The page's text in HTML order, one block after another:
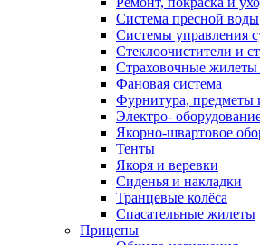
Система пресной воды
Системы управления
Стеклоочистители и
Страховочные
Фановая система
Фурнитура, предметы
Электро-
Якорно-швартовое
Тенты
Якоря и веревки
Сиденья и накладки
Транцевые колёса
Спасательные жилеты
Прицепы